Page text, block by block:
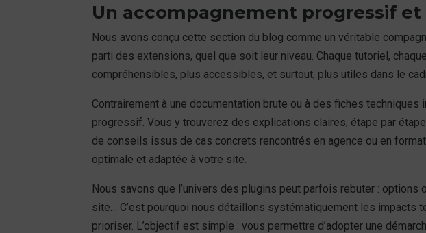
Un accompagnement progressif
Nous avons conçu cette section du blog comme un véritable
parti des extensions, quel que soit leur niveau. Chaque tutoriel,
compréhensibles, plus accessibles, et surtout, plus utiles dans le
Contrairement à une documentation brute ou à des fiches
progressif. Vous y trouverez des explications claires, étape par
de conseils issus de cas concrets rencontrés en agence ou en
optimale et adaptée à votre site.
Nous savons que l’univers des plugins peut parfois rebuter :
site… C’est pourquoi nous détaillons systématiquement les
prioriser. L’objectif est simple : vous permettre d’adopter une